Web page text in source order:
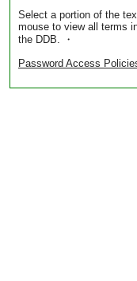
Select a portion of the
mouse to view all terms
the DDB. ・
Password Access